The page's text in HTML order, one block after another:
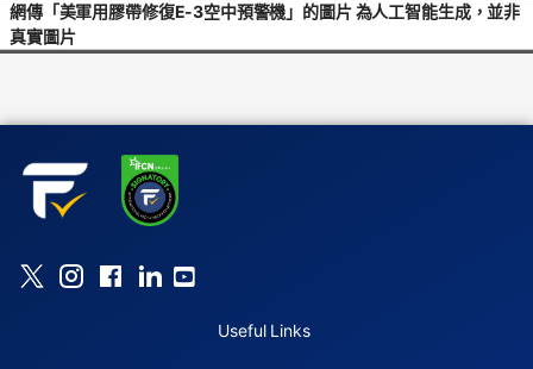
網傳「美軍用膠帶修復E-3空中預警機」的圖片 為人工智能生成，並非
真實圖片
Useful Links